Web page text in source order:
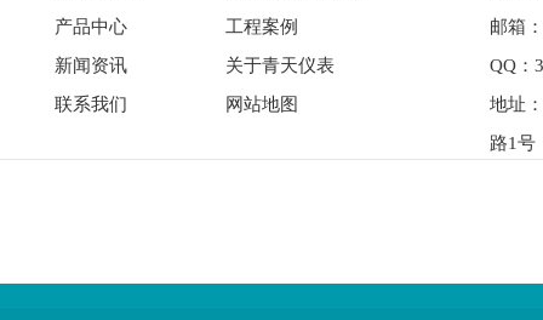
产品中心
工程案例
新闻资讯
关于青天仪表
联系我们
网站地图
邮箱
QQ：
地址
路1号